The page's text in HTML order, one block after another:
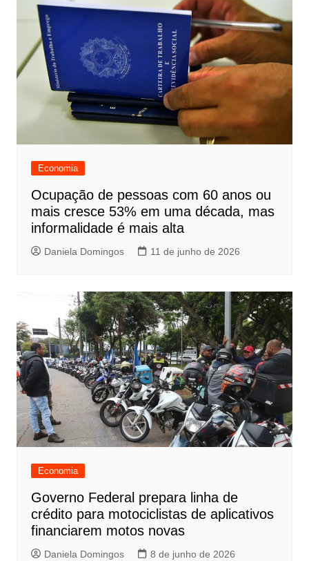
Economia
Ocupação de pessoas com 60 anos ou
mais cresce 53% em uma década, mas
informalidade é mais alta
Daniela Domingos 11 de junho de 2026
Economia
Governo Federal prepara linha de
crédito para motociclistas de aplicativos
financiarem motos novas
Daniela Domingos 8 de junho de 2026